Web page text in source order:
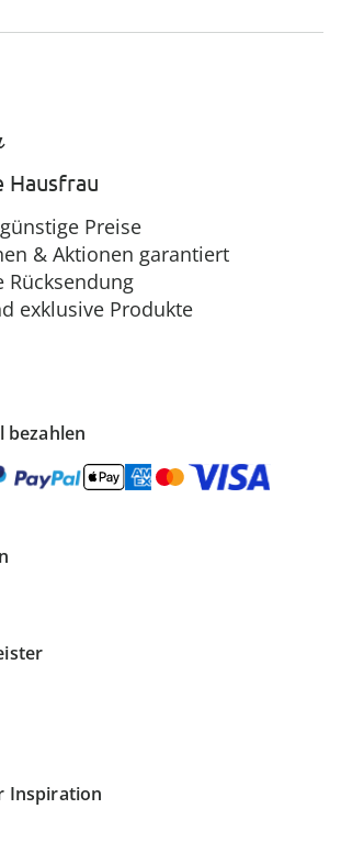
bezahlen
Inspiration
Hausfrau
Preise
& Aktionen garantiert
Rücksendung
exklusive Produkte